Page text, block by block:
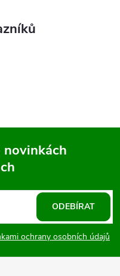
novinkách
ochrany osobních údajů
ODEBÍRAT